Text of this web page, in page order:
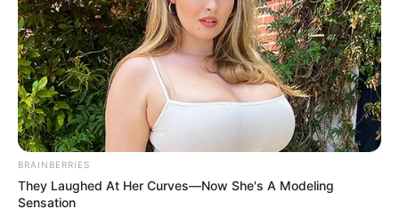
BRAINBERRIES
They Laughed At Her Curves—Now She's A Modeling
Sensation